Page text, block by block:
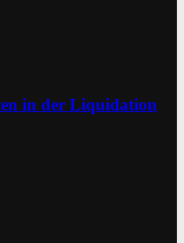
in der Liquidation